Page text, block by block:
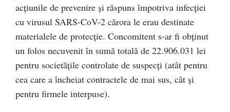
acţiunile de prevenire şi răspuns împotriva infecţiei
cu virusul SARS-CoV-2 cărora le erau destinate
materialele de protecţie. Concomitent s-ar fi obţinut
un folos necuvenit în sumă totală de 22.906.031 lei
pentru societăţile controlate de suspecţi (atât pentru
cea care a încheiat contractele de mai sus, cât şi
pentru firmele interpuse).